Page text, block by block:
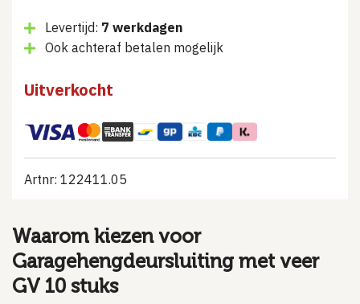
Levertijd: 7 werkdagen
Ook achteraf betalen mogelijk
Uitverkocht
Artnr: 122411.05
Waarom kiezen voor
Garagehengdeursluiting met veer
GV 10 stuks